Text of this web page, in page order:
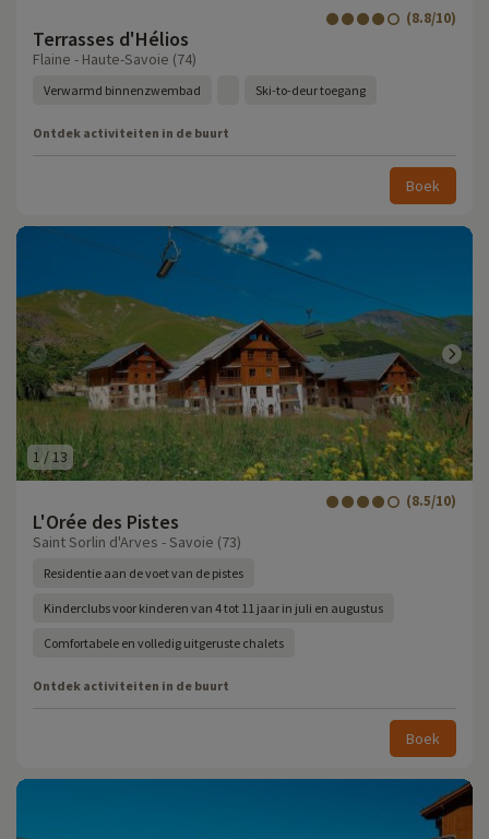
Terrasses d'Hélios
(8.8/10)
Flaine - Haute-Savoie (74)
Verwarmd binnenzwembad Ski-to-deur toegang
Ontdek activiteiten in de buurt
Boek
1 /13
L'Orée des Pistes
(8.5/10)
Saint Sorlin d'Arves - Savoie (73)
Residentie aan de voet van de pistes
Kinderclubs voor kinderen van 4 tot 11 jaar in juli en augustus
Comfortabele en volledig uitgeruste chalets
Ontdek activiteiten in de buurt
Boek